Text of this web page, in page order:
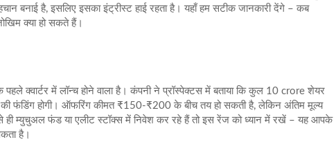
बनाई है, इसलिए इसका इंट्रीस्ट हाई रहता है। यहाँ हम सटीक जानकारी देंगे – कब
क्या हो सकते हैं।
क्वार्टर में लॉन्च होने वाला है। कंपनी ने प्रॉस्पेक्टस में बताया कि कुल 10 crore शेयर
फंडिंग होगी। ऑफरिंग कीमत ₹150‑₹200 के बीच तय हो सकती है, लेकिन अंतिम मूल्य
से ही म्युचुअल फंड या एलीट स्टॉक्स में निवेश कर रहे हैं तो इस रेंज को ध्यान में रखें – यह आपके
है।